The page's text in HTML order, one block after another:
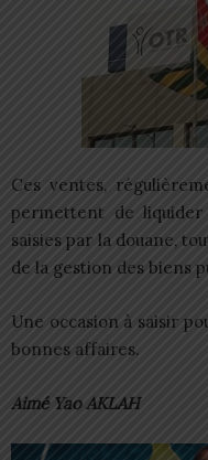
Ces ventes,
permettent de liquider
saisies par la douane,
de la gestion des biens
Une occasion à saisir
bonnes affaires.
Aimé Yao AKLAH